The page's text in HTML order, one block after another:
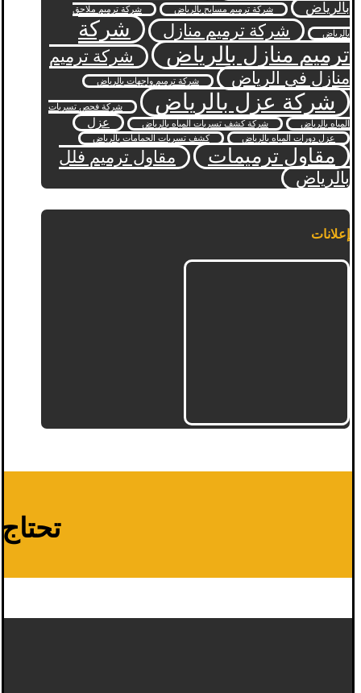
بالرياض
شركة ترميم مسابح بالرياض شركة ترميم ملاحق
بالرياض شركة ترميم منازل
شركة
ترميم منازل بالرياض
شركة ترميم
منازل في الرياض
شركة ترميم واجهات بالرياض
شركة عزل بالرياض
شركة فحص تسربات
المياه بالرياض
شركة كشف تسربات المياه بالرياض عزل
عزل دورات المياه بالرياض كشف تسربات الحمامات بالرياض
مقاول ترميمات
مقاول ترميم فلل
بالرياض
إعلانات
تحتاج